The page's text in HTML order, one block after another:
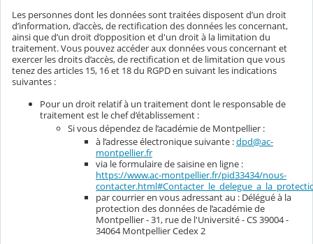
Les personnes dont les données sont traitées disposent d’un droit
d’information, d’accès, de rectification des données les concernant,
ainsi que d’un droit d’opposition et d'un droit à la limitation du
traitement. Vous pouvez accéder aux données vous concernant et
exercer les droits d’accès, de rectification et de limitation que vous
tenez des articles 15, 16 et 18 du RGPD en suivant les indications
suivantes :
Pour un droit relatif à un traitement dont le responsable de
traitement est le chef d’établissement :
Si vous dépendez de l’académie de Montpellier :
à l’adresse électronique suivante :dpd@ac-
montpellier.fr
via le formulaire de saisine en ligne :
https://www.ac-montpellier.fr/pid33434/nous-
par courrier en vous adressant au : Délégué à la
protection des données de l’académie de
Montpellier - 31, rue de l'Université - CS 39004 -
34064 Montpellier Cedex 2